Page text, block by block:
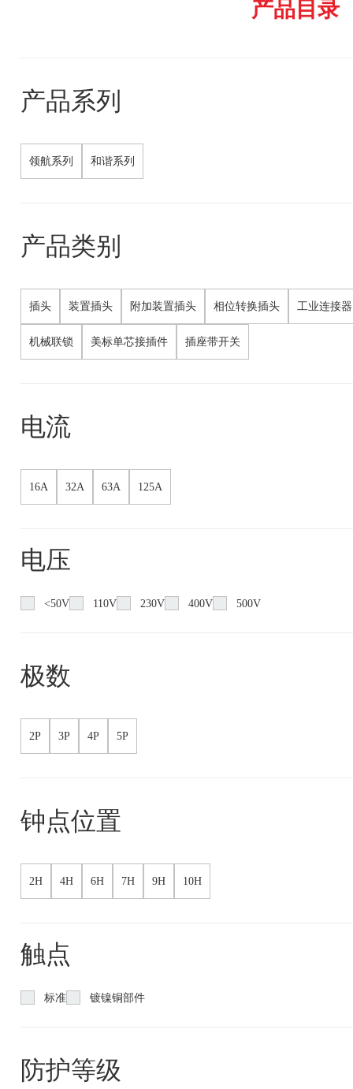
产品目录
产品系列
领航系列 和谐系列
产品类别
插头 装置插头 附加装置插头 相位转换插头 工业连接器
机械联锁 美标单芯接插件 插座带开关
电流
16A 32A 63A 125A
电压
<50V 110V 230V 400V 500V
极数
2P 3P 4P 5P
钟点位置
2H 4H 6H 7H 9H 10H
触点
标准 镀镍铜部件
防护等级